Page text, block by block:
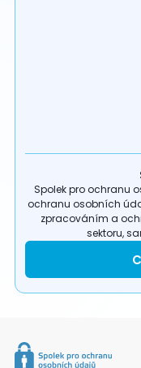
Spolek pro ochranu
ochranu osobních
zpracováním a
sektoru,